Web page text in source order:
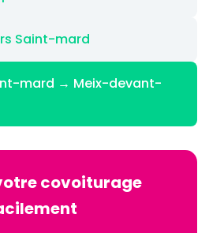
Saint-mard
mard → Meix-devant-
covoiturage